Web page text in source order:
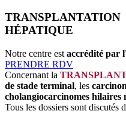
TRANSPLANTATION
HÉPATIQUE
Notre centre est accrédité par
PRENDRE RDV
Concernant la
de stade terminal, les
cholangiocarcinomes hilaires
Tous les dossiers sont discutés